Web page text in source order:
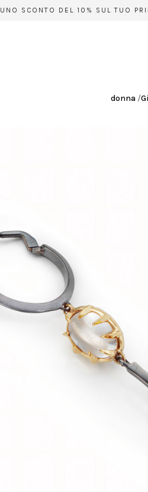
SCONTO DEL 10% SUL TUO
donna /